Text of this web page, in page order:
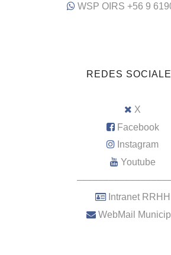
WSP OIRS +56 9
REDES
X
Facebook
Instagram
Youtube
Intranet RRHH
WebMail